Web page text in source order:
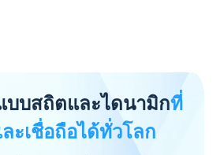
บบสถิตและไดนามิกที่
ะเชื่อถือได้ทั่วโลก